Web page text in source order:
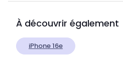
À découvrir également
iPhone 16e